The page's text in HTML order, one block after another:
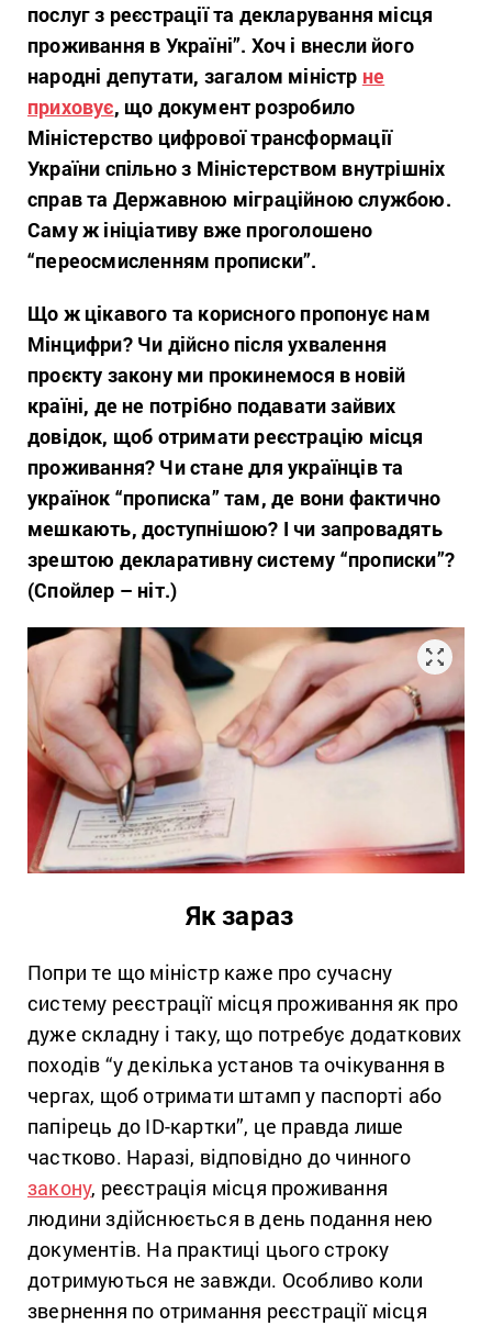
послуг з реєстрації та декларування місця
проживання в Україні”. Хоч і внесли його
народні депутати, загалом міністр не
приховує, що документ розробило
Міністерство цифрової трансформації
України спільно з Міністерством внутрішніх
справ та Державною міграційною службою.
Саму ж ініціативу вже проголошено
“переосмисленням прописки”.
Що ж цікавого та корисного пропонує нам
Мінцифри? Чи дійсно після ухвалення
проєкту закону ми прокинемося в новій
країні, де не потрібно подавати зайвих
довідок, щоб отримати реєстрацію місця
проживання? Чи станедля українців та
українок “прописка” там, де вони фактично
мешкають, доступнішою? І чи запровадять
зрештою декларативну систему “прописки”?
(Спойлер – ніт.)
Як зараз
Попри те що міністр каже про сучасну
систему реєстрації місця проживання як про
дуже складну і таку, що потребує додаткових
походів “у декілька установ та очікування в
чергах, щоб отримати штамп у паспорті або
папірець до ID-картки”, це правда лише
частково. Наразі, відповідно до чинного
закону, реєстрація місця проживання
людини здійснюється в день подання нею
документів. На практиці цього строку
дотримуються не завжди. Особливо коли
звернення по отримання реєстрації місця